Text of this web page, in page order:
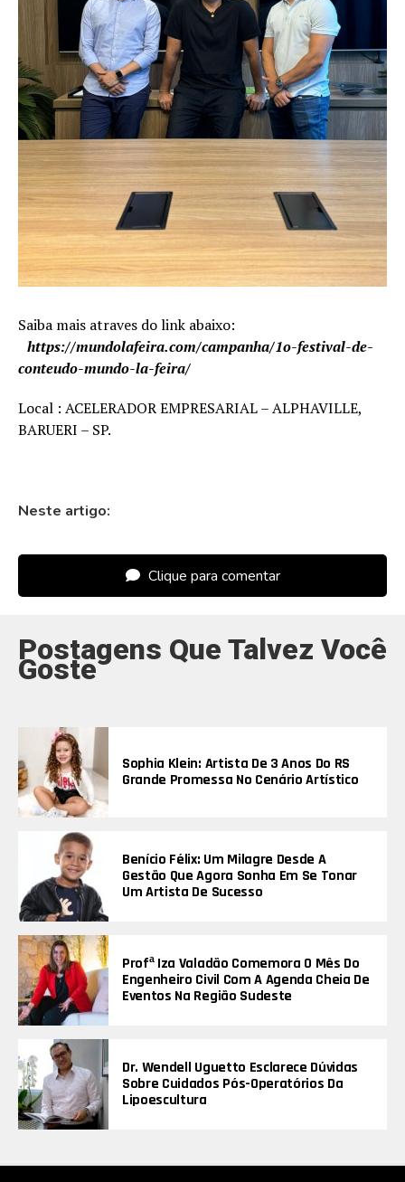
Saiba mais atraves do link abaixo:
https://mundolafeira.com/campanha/1o-festival-de-
conteudo-mundo-la-feira/
Local : ACELERADOR EMPRESARIAL – ALPHAVILLE,
BARUERI – SP.
Neste artigo:
Clique para comentar
Postagens Que Talvez Você
Goste
Sophia Klein: Artista De 3 Anos Do RS
Grande Promessa No Cenário Artístico
Benício Félix: Um Milagre Desde A
Gestão Que Agora Sonha Em Se Tonar
Um Artista De Sucesso
Profª Iza Valadão Comemora O Mês Do
Engenheiro Civil Com A Agenda Cheia De
Eventos Na Região Sudeste
Dr. Wendell Uguetto Esclarece Dúvidas
Sobre Cuidados Pós-Operatórios Da
Lipoescultura